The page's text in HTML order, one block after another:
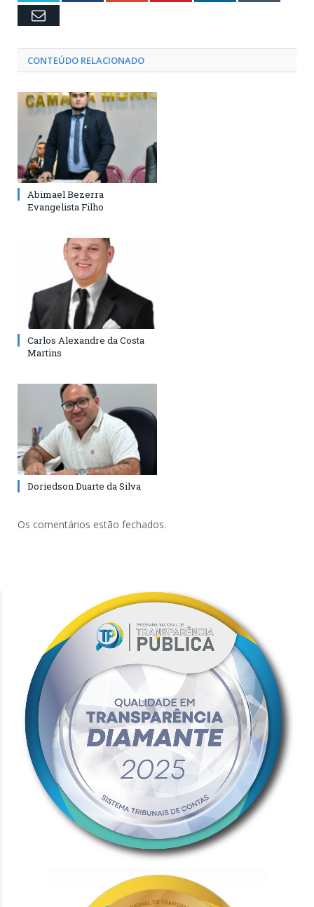
Email
CONTEÚDO RELACIONADO
Abimael Bezerra
Evangelista Filho
Carlos Alexandre da Costa
Martins
Doriedson Duarte da Silva
Os comentários estão fechados.